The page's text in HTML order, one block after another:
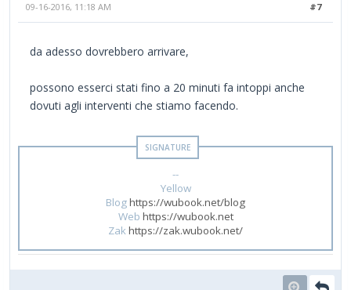
#7
09-16-2016, 11:18 AM
da adesso dovrebbero arrivare,
possono esserci stati fino a 20 minuti fa intoppi anche
dovuti agli interventi che stiamo facendo.
--
Yellow
Bloghttps://wubook.net/blog
Web https://wubook.net
Zakhttps://zak.wubook.net/